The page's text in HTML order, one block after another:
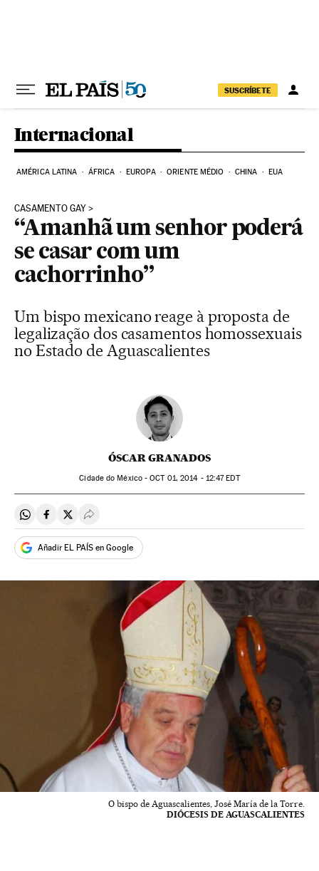
SUSCRÍBETE
Internacional
AMÉRICA LATINA ÁFRICA EUROPA ORIENTE MÉDIO CHINA EUA
CASAMENTO GAY
“Amanhã um senhor poderá
se casar com um
cachorrinho”
Um bispo mexicano reage à proposta de
legalização dos casamentos homossexuais
no Estado de Aguascalientes
ÓSCAR GRANADOS
Cidade do México -OCT01, 2014 - 12:47EDT
Compartir en Whatsapp
Compartir en Facebook
Compartir en Twitter
Desplegar Redes Sociales
Añadir EL PAÍS en Google
O bispo de Aguascalientes, José María de la Torre.
DIÓCESIS DE AGUASCALIENTES